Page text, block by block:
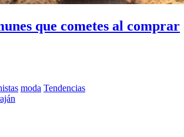
que cometes al comprar
moda Tendencias